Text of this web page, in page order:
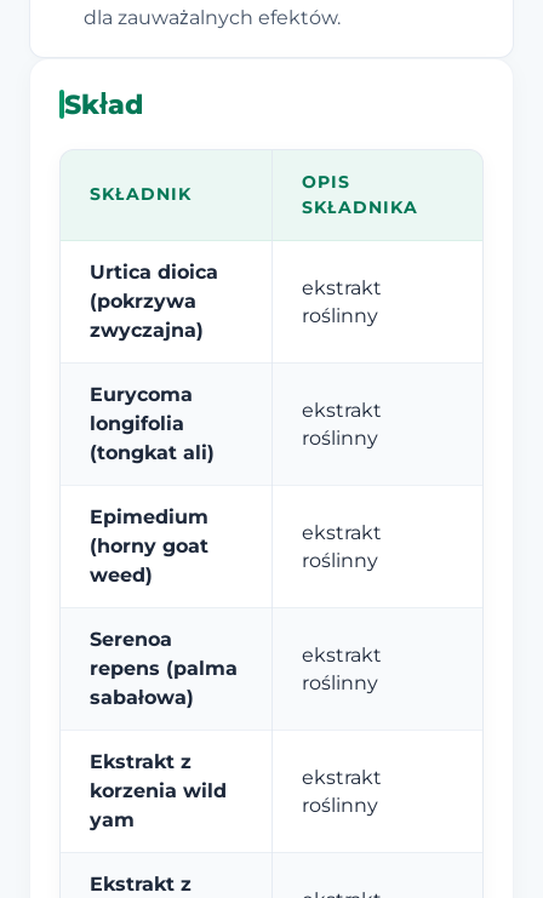
dla zauważalnych efektów.
Skład
SKŁADNIK
OPIS
SKŁADNIKA
Urtica dioica
(pokrzywa
zwyczajna)
ekstrakt
roślinny
Eurycoma
longifolia
(tongkat ali)
ekstrakt
roślinny
Epimedium
(horny goat
weed)
ekstrakt
roślinny
Serenoa
repens (palma
sabałowa)
ekstrakt
roślinny
Ekstrakt z
korzenia wild
yam
ekstrakt
roślinny
Ekstrakt z